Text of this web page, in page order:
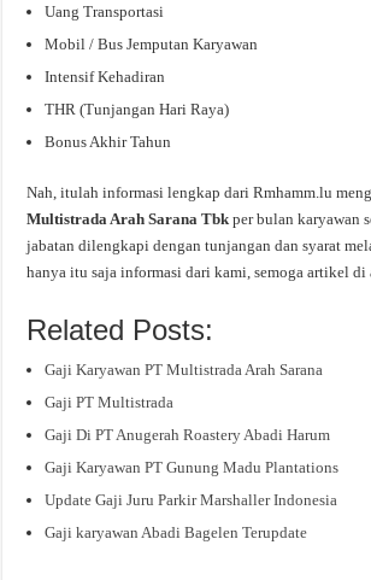
Uang Transportasi
Mobil / Bus Jemputan Karyawan
Intensif Kehadiran
THR (Tunjangan Hari Raya)
Bonus Akhir Tahun
Nah, itulah informasi lengkap dari Rmhamm.lu
Multistrada Arah Sarana Tbkper bulan karyawan
jabatan dilengkapi dengan tunjangan dan syarat
hanya itu saja informasi dari kami, semoga artikel di
Related Posts:
Gaji Karyawan PT Multistrada Arah Sarana
Gaji PT Multistrada
Gaji Di PT Anugerah Roastery Abadi Harum
Gaji Karyawan PT Gunung Madu Plantations
Update Gaji Juru Parkir Marshaller Indonesia
Gaji karyawan Abadi Bagelen Terupdate